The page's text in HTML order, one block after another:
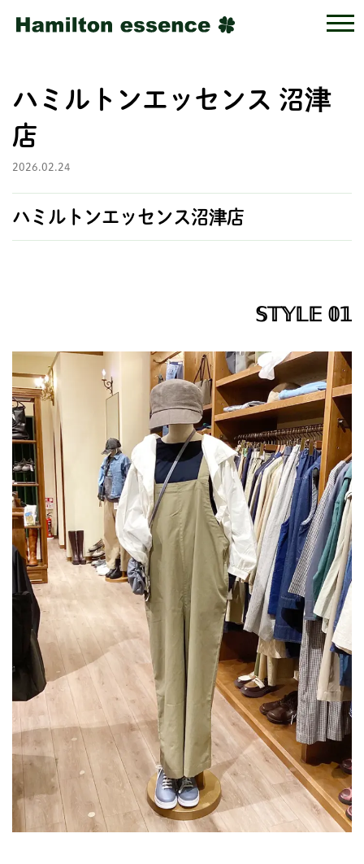
ハミルトンエッセンス 沼津
店
2026.02.24
ハミルトンエッセンス沼津店
𝕊𝕋𝕐𝕃𝔼 𝟘𝟙